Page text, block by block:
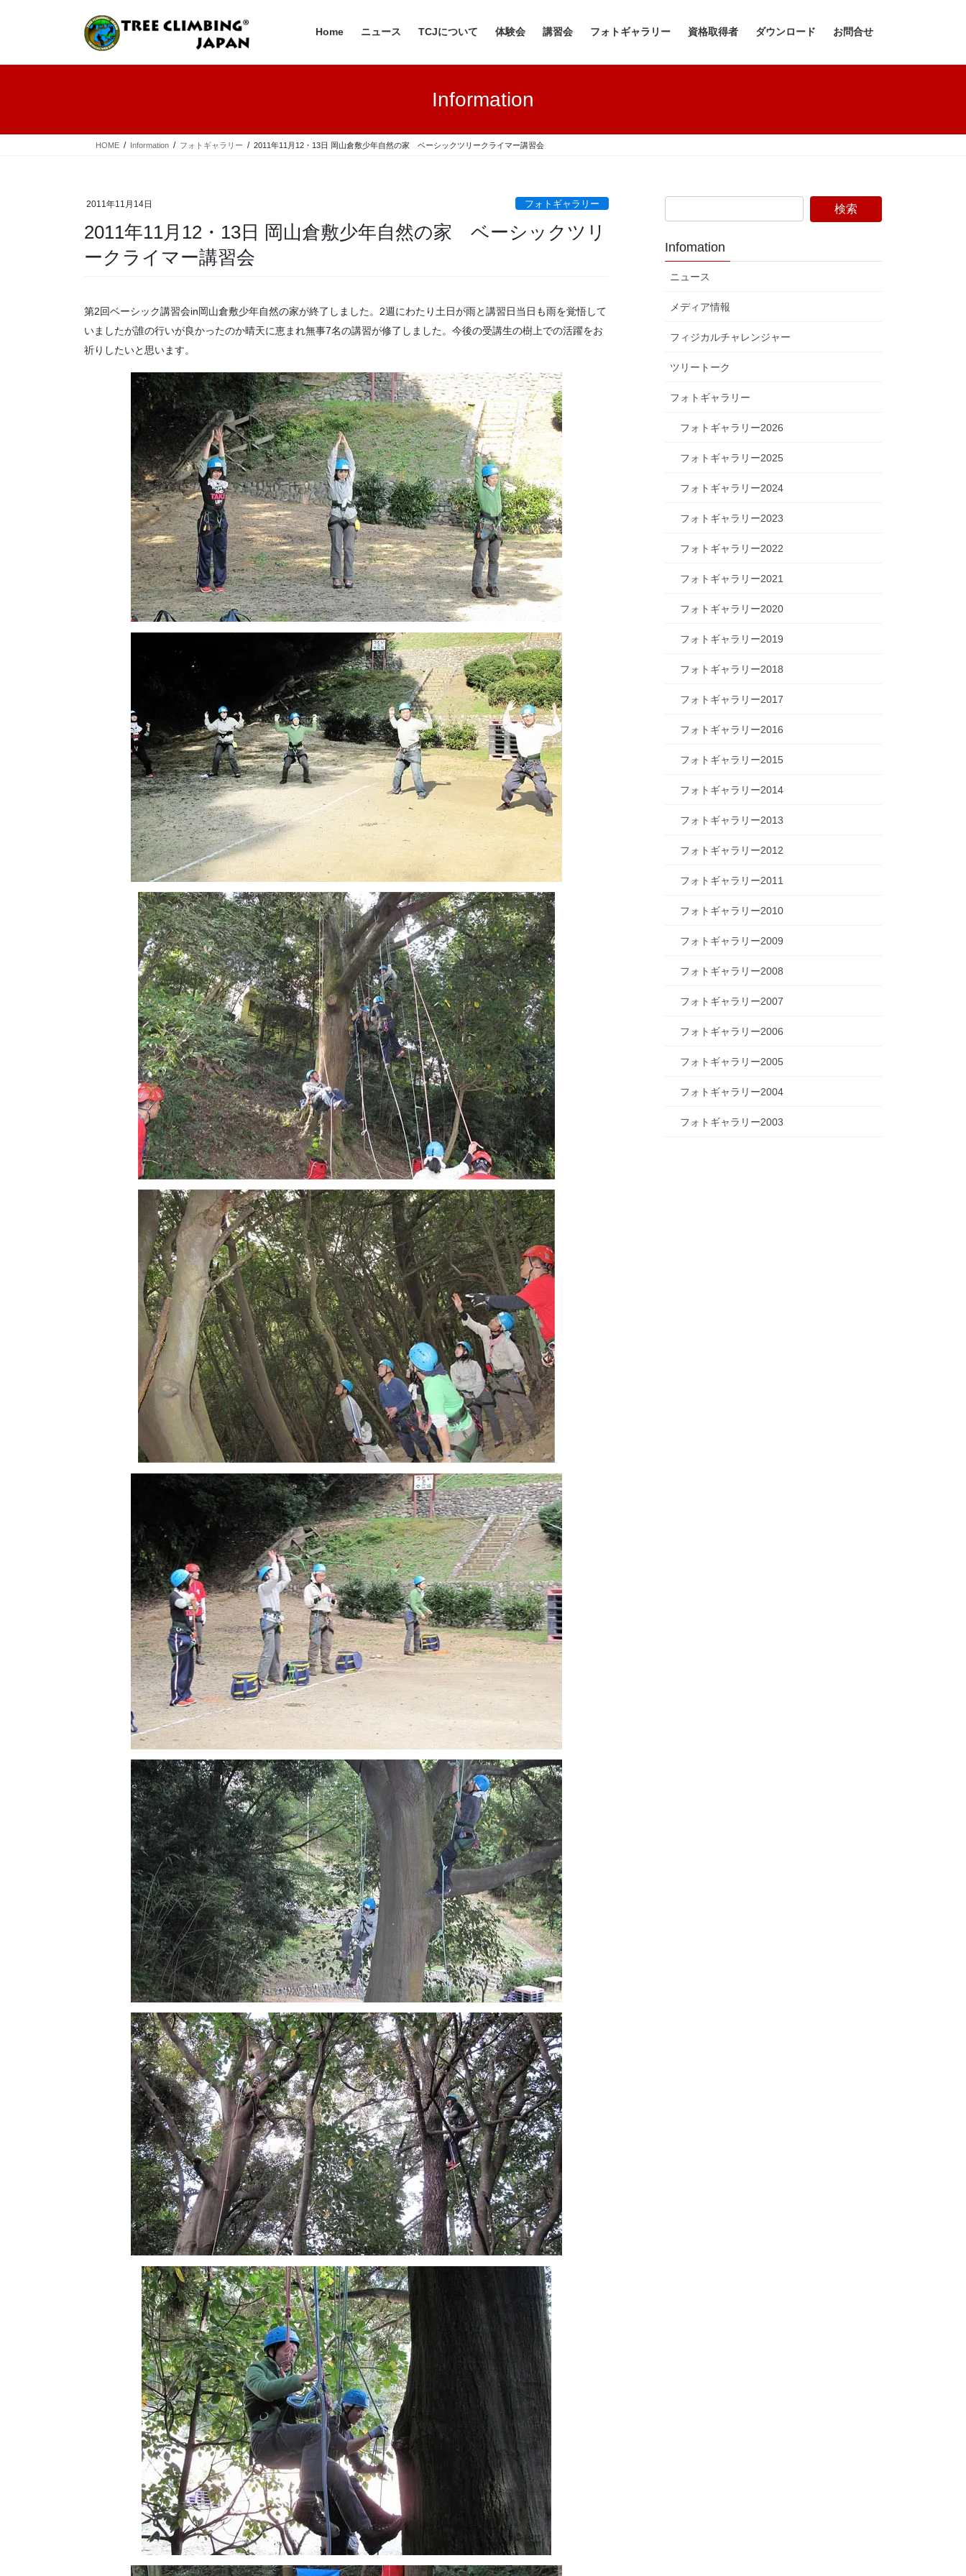
ツ
シ
Home ニュース TCJについて 体験会 講習会 フォトギャラリー 資格取得者 ダウンロード お問合せ
Information
HOME Information フォトギャラリー 2011年11月12・13日 岡山倉敷少年自然の家 ベーシックツリークライマー講習会
2011年11月14日 フォトギャラリー
2011年11月12・13日 岡山倉敷少年自然の家 ベーシックツリ
ークライマー講習会
第2回ベーシック講習会in岡山倉敷少年自然の家が終了しました。2週にわたり土日が雨と講習日当日も雨を覚悟して
いましたが誰の行いが良かったのか晴天に恵まれ無事7名の講習が修了しました。今後の受講生の樹上での活躍をお
祈りしたいと思います。
Infomation
ニュース
メディア情報
フィジカルチャレンジャー
ツリートーク
フォトギャラリー
フォトギャラリー2026
フォトギャラリー2025
フォトギャラリー2024
フォトギャラリー2023
フォトギャラリー2022
フォトギャラリー2021
フォトギャラリー2020
フォトギャラリー2019
フォトギャラリー2018
フォトギャラリー2017
フォトギャラリー2016
フォトギャラリー2015
フォトギャラリー2014
フォトギャラリー2013
フォトギャラリー2012
フォトギャラリー2011
フォトギャラリー2010
フォトギャラリー2009
フォトギャラリー2008
フォトギャラリー2007
フォトギャラリー2006
フォトギャラリー2005
フォトギャラリー2004
フォトギャラリー2003